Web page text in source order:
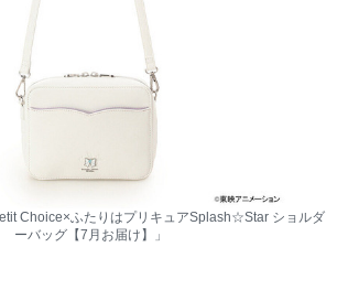
Choice×ふたりはプリキュアSplash☆Star ショルダ
ーバッグ【7月お届け】」